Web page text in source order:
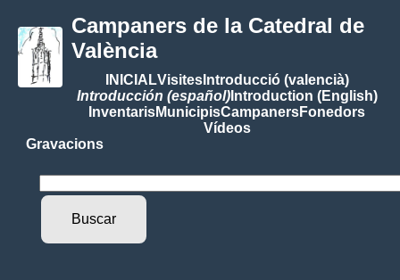
Campaners de la Catedral de
València
INICIALVisitesIntroducció (valencià)
Introducción (español)Introduction (English)
InventarisMunicipisCampanersFonedors
Vídeos
Gravacions